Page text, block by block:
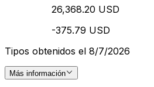
26,368.20 USD
-375.79 USD
Tipos obtenidos el 8/7/2026
Más información